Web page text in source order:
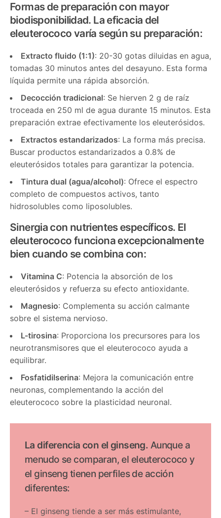
Formas de preparación con mayor
biodisponibilidad. La eficacia del
eleuterococo varía según su preparación:
Extracto fluido (1:1): 20-30 gotas diluidas en agua,
tomadas 30 minutos antes del desayuno. Esta forma
líquida permite una rápida absorción.
Decocción tradicional: Se hierven 2 g de raíz
troceada en 250 ml de agua durante 15 minutos. Esta
preparación extrae efectivamente los eleuterósidos.
Extractos estandarizados: La forma más precisa.
Buscar productos estandarizados a 0.8% de
eleuterósidos totales para garantizar la potencia.
Tintura dual (agua/alcohol): Ofrece el espectro
completo de compuestos activos, tanto
hidrosolubles como liposolubles.
Sinergia con nutrientes específicos. El
eleuterococo funciona excepcionalmente
bien cuando se combina con:
Vitamina C: Potencia la absorción de los
eleuterósidos y refuerza su efecto antioxidante.
Magnesio: Complementa su acción calmante
sobre el sistema nervioso.
L-tirosina: Proporciona los precursores para los
neurotransmisores que el eleuterococo ayuda a
equilibrar.
Fosfatidilserina: Mejora la comunicación entre
neuronas, complementando la acción del
eleuterococo sobre la plasticidad neuronal.
La diferencia con el ginseng. Aunque a
menudo se comparan, el eleuterococo y
el ginseng tienen perfiles de acción
diferentes:
– El ginseng tiende a ser más estimulante,